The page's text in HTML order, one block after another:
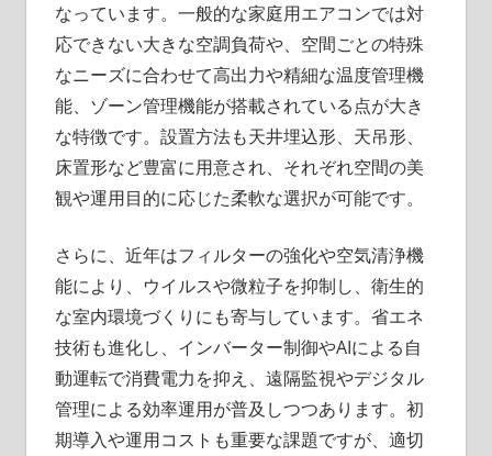
なっています。一般的な家庭用エアコンでは対
応できない大きな空調負荷や、空間ごとの特殊
なニーズに合わせて高出力や精細な温度管理機
能、ゾーン管理機能が搭載されている点が大き
な特徴です。設置方法も天井埋込形、天吊形、
床置形など豊富に用意され、それぞれ空間の美
観や運用目的に応じた柔軟な選択が可能です。
さらに、近年はフィルターの強化や空気清浄機
能により、ウイルスや微粒子を抑制し、衛生的
な室内環境づくりにも寄与しています。省エネ
技術も進化し、インバーター制御やAIによる自
動運転で消費電力を抑え、遠隔監視やデジタル
管理による効率運用が普及しつつあります。初
期導入や運用コストも重要な課題ですが、適切